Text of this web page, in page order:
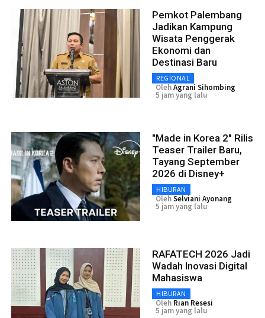
Pemkot Palembang
Jadikan Kampung
Wisata Penggerak
Ekonomi dan
Destinasi Baru
REGIONAL
OlehAgrani Sihombing
5 jam yang lalu
"Made in Korea 2" Rilis
Teaser Trailer Baru,
Tayang September
2026 di Disney+
HIBURAN
OlehSelviani Ayonang
5 jam yang lalu
RAFATECH 2026 Jadi
Wadah Inovasi Digital
Mahasiswa
HIBURAN
Oleh Rian Resesi
5 jam yang lalu